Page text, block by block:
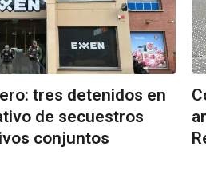
tres detenidos en
de secuestros
conjuntos